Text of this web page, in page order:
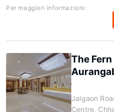
Per maggiori informazioni:
The
Jalgaon
Centre,